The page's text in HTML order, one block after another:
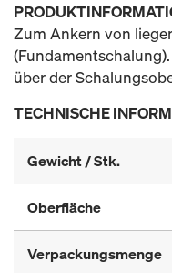
Zum Ankern von
über der
TECHNISCHE
Gewicht / Stk.
Oberfläche
Verpackungsmenge